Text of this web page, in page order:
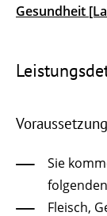
Gesundheit
Sie
Fleisch,